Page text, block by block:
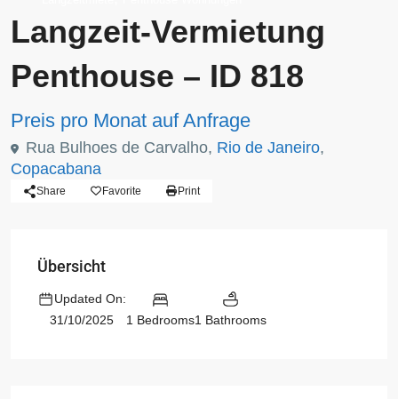
Langzeit-Vermietung
Penthouse – ID 818
Preis pro Monat auf Anfrage
Rua Bulhoes de Carvalho, Rio de Janeiro,
Copacabana
Share Favorite Print
Übersicht
Updated On:
31/10/2025
1 Bedrooms1 Bathrooms